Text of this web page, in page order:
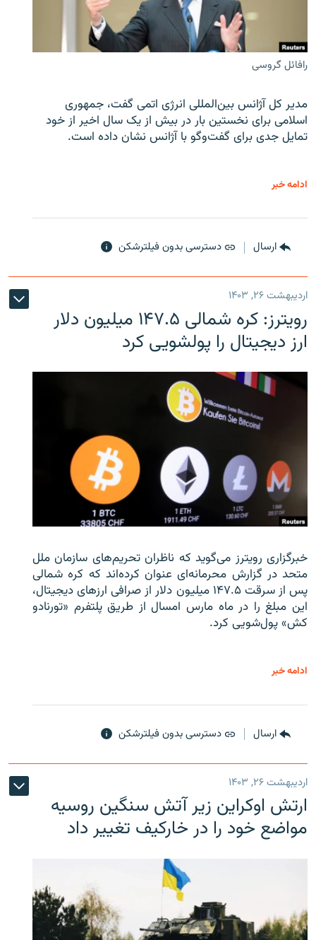
رافائل گروسی
مدیر کل آژانس بین‌المللی انرژی اتمی گفت، جمهوری
اسلامی برای نخستین بار در بیش از یک سال اخیر از خود
تمایل جدی برای گفت‌وگو با آژانس نشان داده است.
ادامه خبر
ارسال دسترسی بدون فیلترشکن
اردیبهشت ۲۶, ۱۴۰۳
رویترز: کره شمالی ۱۴۷.۵ میلیون دلار
ارز دیجیتال را پولشویی کرد
خبرگزاری رویترز می‌گوید که ناظران تحریم‌های سازمان ملل
متحد در گزارش محرمانه‌ای عنوان کرده‌اند که کره شمالی
پس از سرقت ۱۴۷.۵ میلیون دلار از صرافی ارزهای دیجیتال،
این مبلغ را در ماه مارس امسال از طریق پلتفرم «تورنادو
کش» پول‌شویی کرد.
ادامه خبر
ارسال دسترسی بدون فیلترشکن
اردیبهشت ۲۶, ۱۴۰۳
ارتش اوکراین زیر آتش سنگین روسیه
مواضع خود را در خارکیف تغییر داد